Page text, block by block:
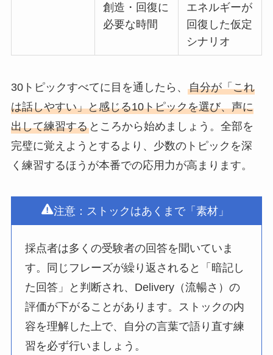
創造・回復に
必要な時間
エネルギーが
回復した仮定
シナリオ
30トピックすべてに目を通したら、 自分が「これ
は話しやすい」と感じる10トピックを選び、声に
出して練習するところから始めましょう。全部を
完璧に覚えようとするより、少数のトピックを深
く練習するほうが本番での応用力が高まります。
注意：ストックはあくまで「素材」
採点者は多くの受験者の回答を聞いていま
す。同じフレーズが繰り返されると「暗記し
た回答」と判断され、Delivery（流暢さ）の
評価が下がることがあります。ストックの内
容を理解した上で、自分の言葉で語り直す練
習を必ず行いましょう。